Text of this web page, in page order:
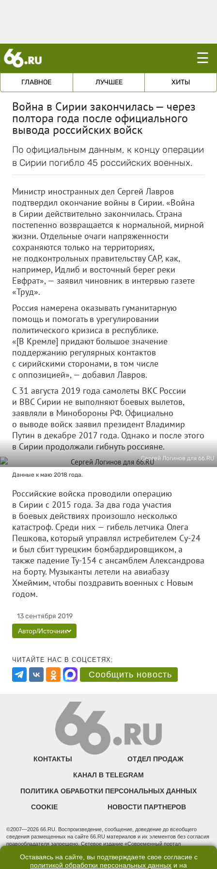
☰
ГЛАВНОЕ ЛУЧШЕЕ ХИТЫ
Война в Сирии закончилась — через
полтора года после официального
вывода российских войск
По официальным данным, к концу операции
в Сирии погибло 45 российских военных.
Министр иностранных дел Сергей Лавров
подтвердил окончание войны в Сирии. «Война
в Сирии действительно закончилась. Страна
постепенно возвращается к нормальной, мирной
жизни. Отдельные очаги напряженности
сохраняются только на территориях,
не подконтрольных правительству САР, как,
например, Идлиб и восточный берег реки
Евфрат», — заявил чиновник в интервью газете
«Труд».
Россия намерена оказывать гуманитарную
помощь и помогать в урегулировании
политического кризиса в республике.
«[В Кремле] придают большое значение
поддержанию регулярных контактов
с сирийскими сторонами, в том числе
с оппозицией», — добавил Лавров.
С 31 августа 2019 года самолеты ВКС России
и ВВС Сирии не выполняют боевых вылетов,
заявляли в Минобороны РФ. Официально
о выводе войск заявил президент Владимир
Путин в декабре 2017 года. Однако и после этого
в Сирии продолжали гибнуть россияне.
Сергей Логинов для 66.RU
Данные к маю 2018 года.
Российские войска проводили операцию
в Сирии с 2015 года. За два года участия
в боевых действиях произошло несколько
катастроф. Среди них — гибель летчика Олега
Пешкова, который управлял истребителем Су-24
и был сбит турецким бомбардировщиком, а
также падение Ту-154 с ансамблем Александрова
на борту. Музыканты летели на авиабазу
Хмеймим, чтобы поздравить военных с Новым
годом.
13 сентября 2019
Автор/Источник
ЧИТАЙТЕ НАС В СОЦСЕТЯХ:
Сообщить новость
КОНТАКТЫ ОТДЕЛ ПРОДАЖ
КАНАЛ В TELEGRAM
ПОЛИТИКА ОБРАБОТКИ ПЕРСОНАЛЬНЫХ ДАННЫХ
COOKIE НОВОСТИ ПАРТНЕРОВ
©2007—2026 66.RU. Воспроизведение, сообщение, доведение до всеобщего
сведения размещенных на сайте 66.RU материалов и их элементов без согласия
правообладателя запрещено. Сетевое издание «Современный портал
надзору в сфере связи, информационных технологий и массовых коммуникаций
(Роскомнадзор). Регистрационный номер ЭЛ № ФС 77 - 76634 от 02.09.2019
Оставаясь на сайте, вы подтверждаете свое согласие с
политикой обработки персональных данных и на